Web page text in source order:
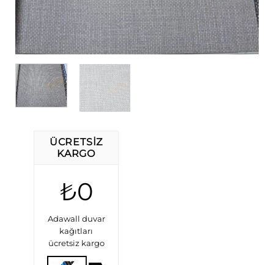
ÜCRETSIZ
KARGO
₺0
Adawall duvar
kağıtları
ücretsiz kargo